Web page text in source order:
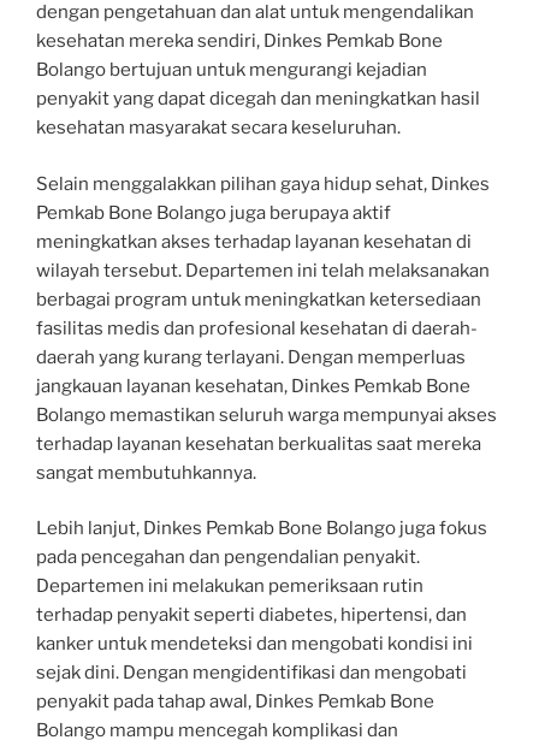
dengan pengetahuan dan alat untuk mengendalikan
kesehatan mereka sendiri, Dinkes Pemkab Bone
Bolango bertujuan untuk mengurangi kejadian
penyakit yang dapat dicegah dan meningkatkan hasil
kesehatan masyarakat secara keseluruhan.
Selain menggalakkan pilihan gaya hidup sehat, Dinkes
Pemkab Bone Bolango juga berupaya aktif
meningkatkan akses terhadap layanan kesehatan di
wilayah tersebut. Departemen ini telah melaksanakan
berbagai program untuk meningkatkan ketersediaan
fasilitas medis dan profesional kesehatan di daerah-
daerah yang kurang terlayani. Dengan memperluas
jangkauan layanan kesehatan, Dinkes Pemkab Bone
Bolango memastikan seluruh warga mempunyai akses
terhadap layanan kesehatan berkualitas saat mereka
sangat membutuhkannya.
Lebih lanjut, Dinkes Pemkab Bone Bolango juga fokus
pada pencegahan dan pengendalian penyakit.
Departemen ini melakukan pemeriksaan rutin
terhadap penyakit seperti diabetes, hipertensi, dan
kanker untuk mendeteksi dan mengobati kondisi ini
sejak dini. Dengan mengidentifikasi dan mengobati
penyakit pada tahap awal, Dinkes Pemkab Bone
Bolango mampu mencegah komplikasi dan